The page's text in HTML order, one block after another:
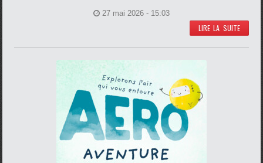
27 mai 2026 - 15:03
LIRE LA SUITE